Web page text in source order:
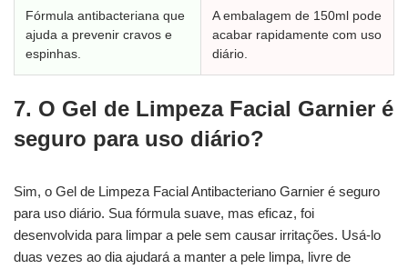
Fórmula antibacteriana que
ajuda a prevenir cravos e
espinhas.
A embalagem de 150ml pode
acabar rapidamente com uso
diário.
7. O Gel de Limpeza Facial Garnier é
seguro para uso diário?
Sim, o Gel de Limpeza Facial Antibacteriano Garnier é seguro
para uso diário. Sua fórmula suave, mas eficaz, foi
desenvolvida para limpar a pele sem causar irritações. Usá-lo
duas vezes ao dia ajudará a manter a pele limpa, livre de